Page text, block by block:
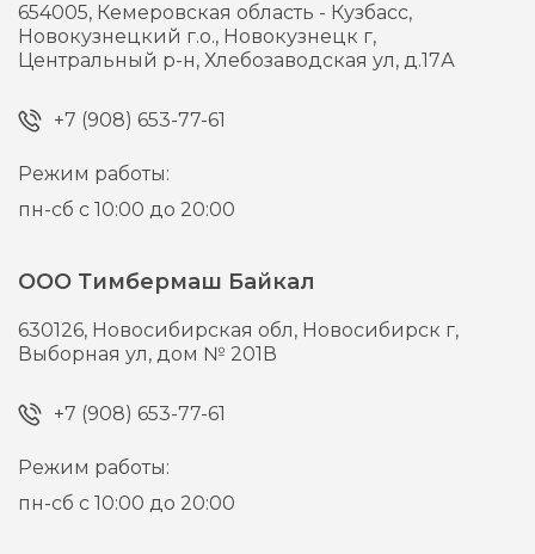
654005, Кемеровская область - Кузбасс,
Новокузнецкий г.о., Новокузнецк г,
Центральный р-н, Хлебозаводская ул, д.17А
+7 (908) 653-77-61
Режим работы:
пн-сб с 10:00 до 20:00
ООО Тимбермаш Байкал
630126, Новосибирская обл, Новосибирск г,
Выборная ул, дом № 201В
+7 (908) 653-77-61
Режим работы:
пн-сб с 10:00 до 20:00